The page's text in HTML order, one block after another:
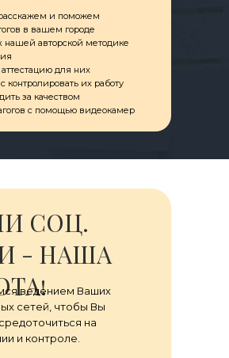
и поможем
в вашем городе
нашей авторской методике
для них
контролировать их работу
за качеством
с помощью видеокамер
СОЦ.
- НАША
ведением Ваших
сетей, чтобы Вы
на
и контроле.